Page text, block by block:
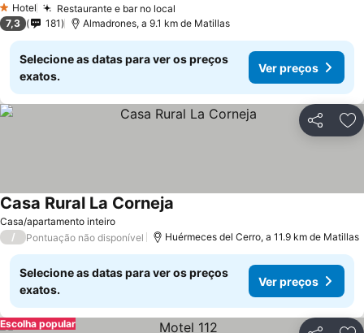
1 Estrelas
Hotel Restaurante e bar no local
7,3 181 Almadrones, a 9.1 km de Matillas
Selecione as datas para ver os preços
exatos.
Ver preços
Partilhar
Casa/apartamento inteiro
Casa Rural La Corneja
/ Pontuação não disponível Huérmeces del Cerro, a 11.9 km de Matillas
Selecione as datas para ver os preços
exatos.
Ver preços
Escolha popular